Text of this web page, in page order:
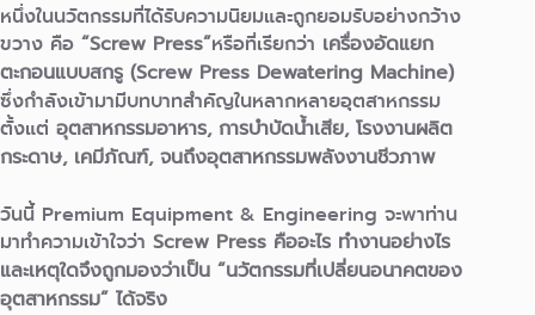
หนึ่งในนวัตกรรมที่ได้รับความนิยมและถูกยอมรับอย่างกว้าง
ขวาง คือ “Screw Press”หรือที่เรียกว่า เครื่องอัดแยก
ตะกอนแบบสกรู (Screw Press Dewatering Machine)
ซึ่งกำลังเข้ามามีบทบาทสำคัญในหลากหลายอุตสาหกรรม
ตั้งแต่ อุตสาหกรรมอาหาร, การบำบัดน้ำเสีย, โรงงานผลิต
กระดาษ, เคมีภัณฑ์, จนถึงอุตสาหกรรมพลังงานชีวภาพ
วันนี้ Premium Equipment & Engineering จะพาท่าน
มาทำความเข้าใจว่า Screw Press คืออะไร ทำงานอย่างไร
และเหตุใดจึงถูกมองว่าเป็น “นวัตกรรมที่เปลี่ยนอนาคตของ
อุตสาหกรรม” ได้จริง